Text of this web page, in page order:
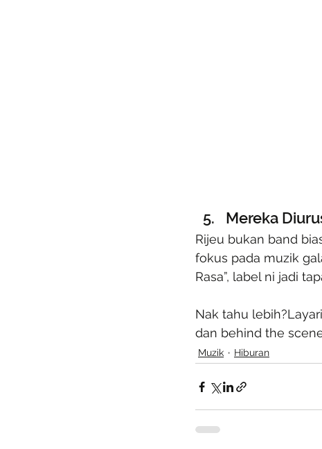
Mereka
Rijeu bukan band
fokus pada muzik
Rasa”, label ni jadi
Nak tahu lebih?Layari
dan behind the
Muzik Hiburan